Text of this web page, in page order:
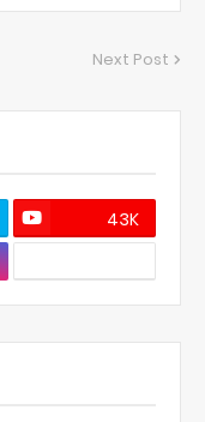
Next Post
43K